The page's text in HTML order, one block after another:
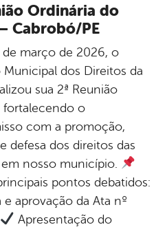
Ordinária do
Cabrobó/PE
de março de 2026, o
dos Direitos da
sua 2ª Reunião
fortalecendo o
com a promoção,
defesa dos direitos das
nosso município.
pontos debatidos:
e aprovação da Ata nº
Apresentação do